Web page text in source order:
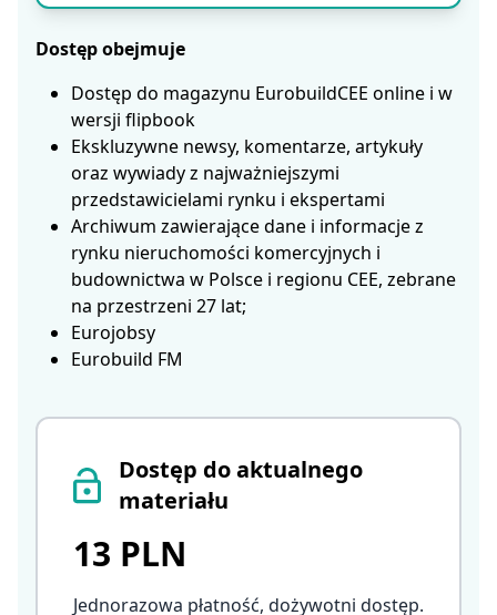
Dostęp do aktualnego
materiału
13 PLN
Jednorazowa płatność, dożywotni dostęp.
Dostęp obejmuje
Dostęp do magazynu EurobuildCEE online i w
wersji flipbook
Ekskluzywne newsy, komentarze, artykuły
oraz wywiady z najważniejszymi
przedstawicielami rynku i ekspertami
Archiwum zawierające dane i informacje z
rynku nieruchomości komercyjnych i
budownictwa w Polsce i regionu CEE, zebrane
na przestrzeni 27 lat;
Eurojobsy
Eurobuild FM